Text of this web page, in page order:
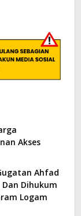
Akses
Ahfad
Dihukum
Logam